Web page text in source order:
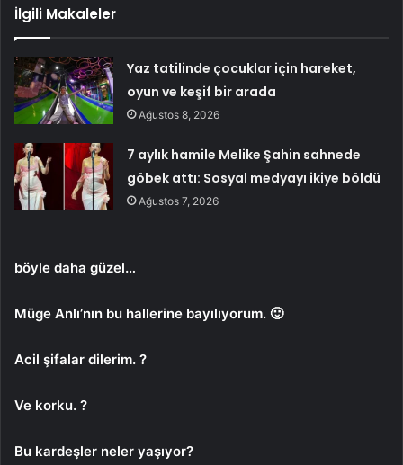
İlgili Makaleler
Yaz tatilinde çocuklar için hareket,
oyun ve keşif bir arada
Ağustos 8, 2026
7 aylık hamile Melike Şahin sahnede
göbek attı: Sosyal medyayı ikiye böldü
Ağustos 7, 2026
böyle daha güzel…
Müge Anlı’nın bu hallerine bayılıyorum. 🙂
Acil şifalar dilerim. ?
Ve korku. ?
Bu kardeşler neler yaşıyor?